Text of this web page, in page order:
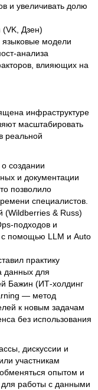
и увеличивать долю
Дзен)
языковые модели
анализа
влияющих на
инфраструктуре
масштабировать
реальной
создании
и документации
позволило
специалистов.
(Wildberries & Russ)
подходов и
с помощью LLM и Auto
практику
данных для
Бажин (ИТ-холдинг
— метод
к новым задачам
без использования
дискуссии и
участникам
опытом и
работы с данными